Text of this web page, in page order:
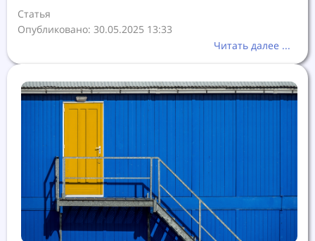
Статья
Опубликовано: 30.05.2025 13:33
Читать далее ...